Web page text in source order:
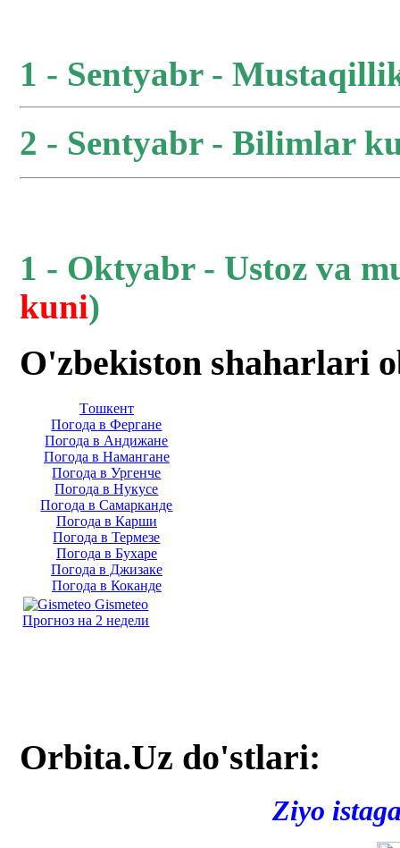
1 - Sentyabr -
2 - Sentyabr - Bilimlar
1 - Oktyabr - Ustoz va
kuni)
O'zbekiston shaharlari
Тoшкент
Погода в Фергане
Погода в Андижане
Погода в Намангане
Погода в Ургенче
Погода в Нукусе
Погода в Самарканде
Погода в Карши
Погода в Термезе
Погода в Бухаре
Погода в Джизаке
Погода в Коканде
Gismeteo
Прогноз на 2 недели
Orbita.Uz do'stlari:
Ziyo